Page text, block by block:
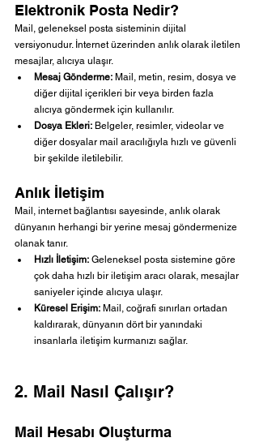
Elektronik Posta Nedir?
Mail, geleneksel posta sisteminin dijital
versiyonudur. İnternet üzerinden anlık olarak iletilen
mesajlar, alıcıya ulaşır.
Mesaj Gönderme: Mail, metin, resim, dosya ve
diğer dijital içerikleri bir veya birden fazla
alıcıya göndermek için kullanılır.
Dosya Ekleri: Belgeler, resimler, videolar ve
diğer dosyalar mail aracılığıyla hızlı ve güvenli
bir şekilde iletilebilir.
Anlık İletişim
Mail, internet bağlantısı sayesinde, anlık olarak
dünyanın herhangi bir yerine mesaj göndermenize
olanak tanır.
Hızlı İletişim: Geleneksel posta sistemine göre
çok daha hızlı bir iletişim aracı olarak, mesajlar
saniyeler içinde alıcıya ulaşır.
Küresel Erişim: Mail, coğrafi sınırları ortadan
kaldırarak, dünyanın dört bir yanındaki
insanlarla iletişim kurmanızı sağlar.
2. Mail Nasıl Çalışır?
Mail Hesabı Oluşturma